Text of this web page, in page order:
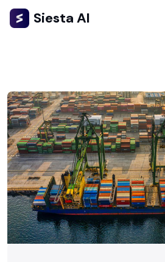
Siesta AI